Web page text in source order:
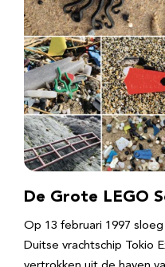
De Grote LEGO
Op 13 februari 1997
Duitse vrachtschip Tokio